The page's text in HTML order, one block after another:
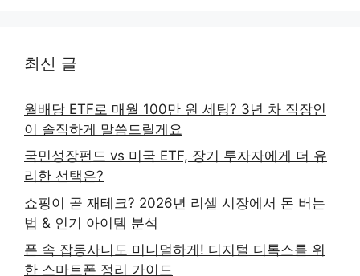
최신 글
월배당 ETF로 매월 100만 원 세팅? 3년 차 직장인
이 솔직하게 말씀드릴게요
국민성장펀드 vs 미국 ETF, 장기 투자자에게 더 유
리한 선택은?
쇼핑이 곧 재테크? 2026년 리셀 시장에서 돈 버는
법 & 인기 아이템 분석
폰 속 잡동사니도 미니멀하게! 디지털 디톡스를 위
한 스마트폰 정리 가이드